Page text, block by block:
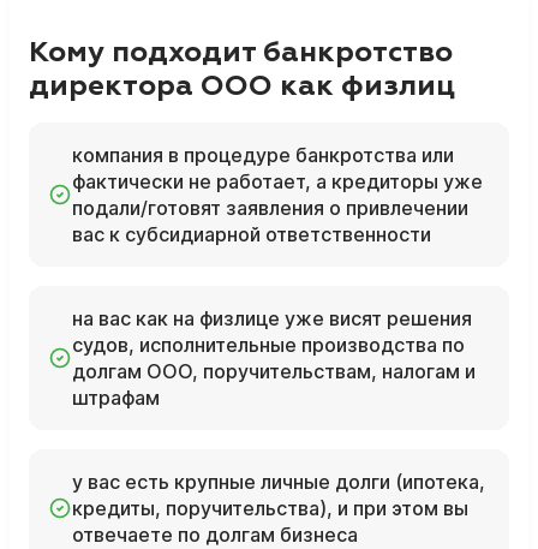
Кому подходит банкротство
директора ООО как физлиц
компания в процедуре банкротства или
фактически не работает, а кредиторы уже
подали/готовят заявления о привлечении
вас к субсидиарной ответственности
на вас как на физлице уже висят решения
судов, исполнительные производства по
долгам ООО, поручительствам, налогам и
штрафам
у вас есть крупные личные долги (ипотека,
кредиты, поручительства), и при этом вы
отвечаете по долгам бизнеса